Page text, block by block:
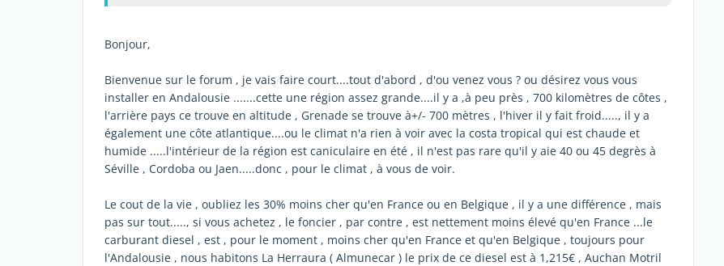
Bonjour,
Bienvenue sur le forum , je vais faire court....tout d'abord , d'ou venez vous ? ou désirez vous vous
installer en Andalousie .......cette une région assez grande....il y a ,à peu près , 700 kilomètres de côtes ,
l'arrière pays ce trouve en altitude , Grenade se trouve à+/- 700 mètres , l'hiver il y fait froid....., il y a
également une côte atlantique....ou le climat n'a rien à voir avec la costa tropical qui est chaude et
humide .....l'intérieur de la région est caniculaire en été , il n'est pas rare qu'il y aie 40 ou 45 degrès à
Séville , Cordoba ou Jaen.....donc , pour le climat , à vous de voir.
Le cout de la vie , oubliez les 30% moins cher qu'en France ou en Belgique , il y a une différence , mais
pas sur tout....., si vous achetez , le foncier , par contre , est nettement moins élevé qu'en France ...le
carburant diesel , est , pour le moment , moins cher qu'en France et qu'en Belgique , toujours pour
l'Andalousie , nous habitons La Herraura ( Almunecar ) le prix de ce diesel est à 1,215€ , Auchan Motril